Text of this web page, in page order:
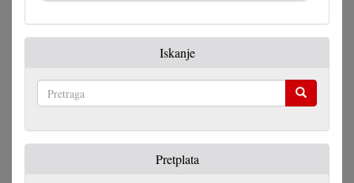
Iskanje
Pretplata